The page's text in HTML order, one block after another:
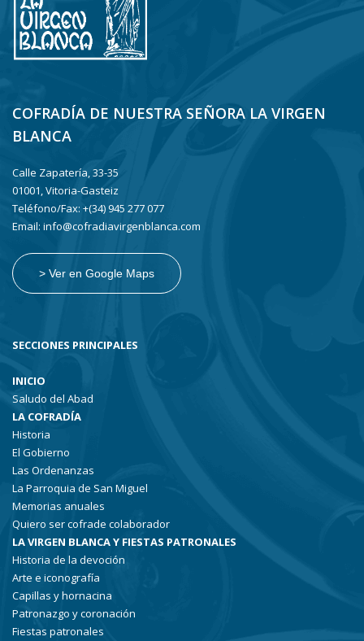
COFRADÍA DE NUESTRA SEÑORA LA VIRGEN
BLANCA
Calle Zapatería, 33-35
01001, Vitoria-Gasteiz
Teléfono/Fax: +(34) 945 277 077
Email: info@cofradiavirgenblanca.com
> Ver en Google Maps
SECCIONES PRINCIPALES
INICIO
Saludo del Abad
LA COFRADÍA
Historia
El Gobierno
Las Ordenanzas
La Parroquia de San Miguel
Memorias anuales
Quiero ser cofrade colaborador
LA VIRGEN BLANCA Y FIESTAS PATRONALES
Historia de la devoción
Arte e iconografía
Capillas y hornacina
Patronazgo y coronación
Fiestas patronales